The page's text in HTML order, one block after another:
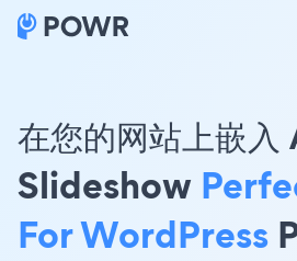
在您的网站上嵌
Slideshow
For WordPress